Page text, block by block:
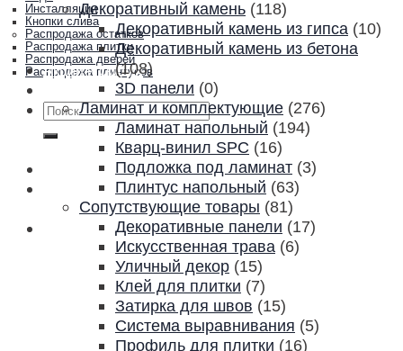
Инсталляции
Кнопки слива
Распродажа остатков
Распродажа плитки
Распродажа дверей
Распродажа плинтусов
Акции и скидки
Контакты
Искать:
Декоративный камень (118)
Декоративный камень из гипса (10)
Декоративный камень из бетона
(108)
3D панели (0)
Ламинат и комплектующие (276)
Ламинат напольный (194)
Кварц-винил SPC (16)
Подложка под ламинат (3)
Плинтус напольный (63)
Сопутствующие товары (81)
Декоративные панели (17)
Искусственная трава (6)
Уличный декор (15)
Клей для плитки (7)
Затирка для швов (15)
Система выравнивания (5)
Профиль для плитки (16)